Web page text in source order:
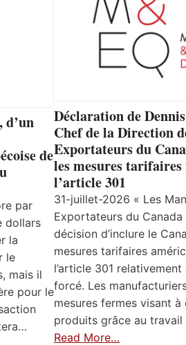
d’un
de
par
dollars
la
le
mais il
pour le
Déclaration de
Chef de la Direction
Exportateurs du
les mesures
l’article 301
31-juillet-2026 « Les
Exportateurs du
décision d’inclure le
mesures tarifaires
l’article 301
forcé. Les
mesures fermes visant
produits grâce au
Read More…